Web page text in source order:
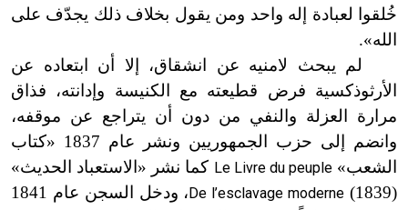
خُلقوا لعبادة إله واحد ومن يقول بخلاف ذلك يجدّف على
الله».
لم يبحث لامنيه عن انشقاق، إلا أن ابتعاده عن
الأرثوذكسية فرض قطيعته مع الكنيسة وإدانته، فذاق
مرارة العزلة والنفي من دون أن يتراجع عن موقفه،
وانضم إلى حزب الجمهوريين ونشر عام 1837 «كتاب
الشعب»Le Livre du peuple كما نشر «الاستعباد الحديث»
(1839)
De l’esclavage moderne
، ودخل السجن عام 1841